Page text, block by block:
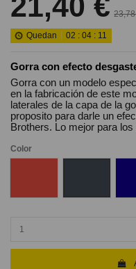
Quedan 02 :04 : 10
Gorra con efecto
Gorra con un modelo
en la fabricación de este
laterales de la capa de la
proposito para darle un
Brothers. Lo mejor para
Color